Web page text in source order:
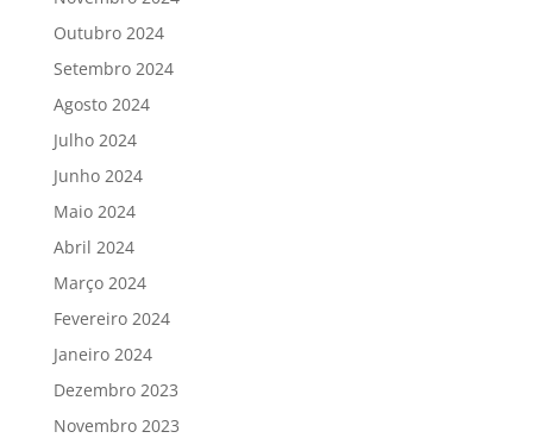
Outubro 2024
Setembro 2024
Agosto 2024
Julho 2024
Junho 2024
Maio 2024
Abril 2024
Março 2024
Fevereiro 2024
Janeiro 2024
Dezembro 2023
Novembro 2023